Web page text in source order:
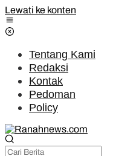
Lewati ke konten
Tentang Kami
Redaksi
Kontak
Pedoman
Policy